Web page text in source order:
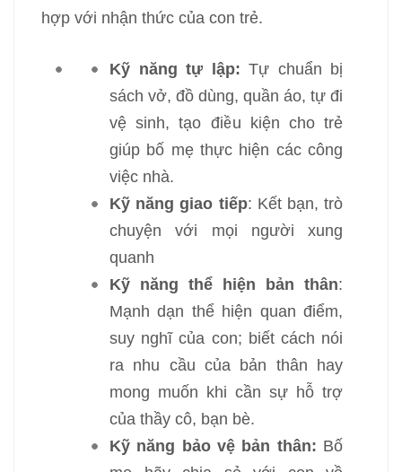
hợp với nhận thức của con trẻ.
Kỹ năng tự lập: Tự chuẩn bị
sách vở, đồ dùng, quần áo, tự đi
vệ sinh, tạo điều kiện cho trẻ
giúp bố mẹ thực hiện các công
việc nhà.
Kỹ năng giao tiếp: Kết bạn, trò
chuyện với mọi người xung
quanh
Kỹ năng thể hiện bản thân:
Mạnh dạn thể hiện quan điểm,
suy nghĩ của con; biết cách nói
ra nhu cầu của bản thân hay
mong muốn khi cần sự hỗ trợ
của thầy cô, bạn bè.
Kỹ năng bảo vệ bản thân: Bố